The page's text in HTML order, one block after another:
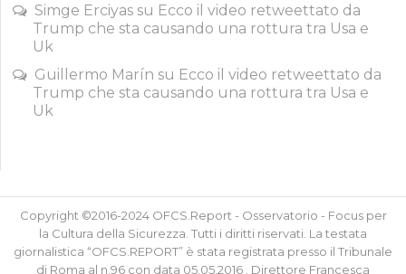
Simge Erciyas su Ecco il video retweettato da
Trump che sta causando una rottura tra Usa e
Uk
Guillermo Marín su Ecco il video retweettato da
Trump che sta causando una rottura tra Usa e
Uk
Copyright ©2016-2024 OFCS.Report - Osservatorio - Focus per
la Cultura della Sicurezza. Tutti i diritti riservati. La testata
giornalistica “OFCS.REPORT” è stata registrata presso il Tribunale
di Roma al n.96 con data 05.05.2016 . Direttore Francesca